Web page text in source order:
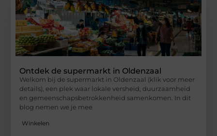
Ontdek de supermarkt in Oldenzaal
Welkom bij de supermarkt in Oldenzaal (klik voor meer
details), een plek waar lokale versheid, duurzaamheid
en gemeenschapsbetrokkenheid samenkomen. In dit
blog nemen we je mee
Winkelen